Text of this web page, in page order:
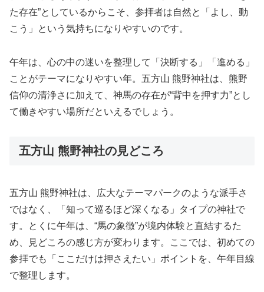
た存在”としているからこそ、参拝者は自然と「よし、動
こう」という気持ちになりやすいのです。
午年は、心の中の迷いを整理して「決断する」「進める」
ことがテーマになりやすい年。五方山 熊野神社は、熊野
信仰の清浄さに加えて、神馬の存在が“背中を押す力”とし
て働きやすい場所だといえるでしょう。
五方山 熊野神社の見どころ
五方山 熊野神社は、広大なテーマパークのような派手さ
ではなく、「知って巡るほど深くなる」タイプの神社で
す。とくに午年は、“馬の象徴”が境内体験と直結するた
め、見どころの感じ方が変わります。ここでは、初めての
参拝でも「ここだけは押さえたい」ポイントを、午年目線
で整理します。